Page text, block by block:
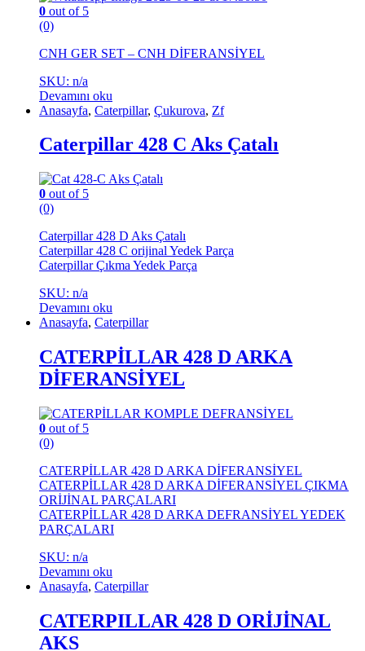
0 out of 5
(0)
CNH GER SET – CNH DİFERANSİYEL
SKU: n/a
Devamını oku
Anasayfa, Caterpillar, Çukurova, Zf
Caterpillar 428 C Aks Çatalı
0 out of 5
(0)
Caterpillar 428 D Aks Çatalı
Caterpillar 428 C orijinal Yedek Parça
Caterpillar Çıkma Yedek Parça
SKU: n/a
Devamını oku
Anasayfa, Caterpillar
CATERPİLLAR 428 D ARKA
DİFERANSİYEL
0 out of 5
(0)
CATERPİLLAR 428 D ARKA DİFERANSİYEL
CATERPİLLAR 428 D ARKA DİFERANSİYEL ÇIKMA
ORİJİNAL PARÇALARI
CATERPİLLAR 428 D ARKA DEFRANSİYEL YEDEK
PARÇALARI
SKU: n/a
Devamını oku
Anasayfa, Caterpillar
CATERPILLAR 428 D ORİJİNAL
AKS